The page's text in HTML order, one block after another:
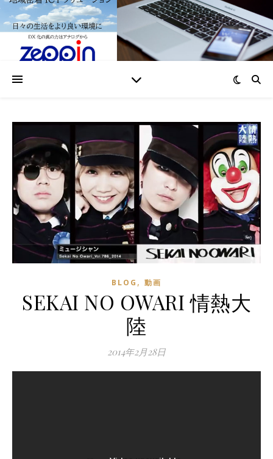
BLOG , 動画
SEKAI NO OWARI 情熱大
陸
2014年2月28日